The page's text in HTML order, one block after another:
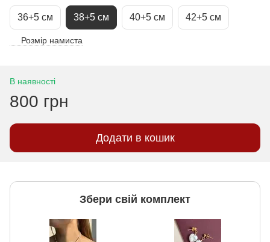
36+5 см 38+5 см 40+5 см 42+5 см
Розмір намиста
В наявності
800 грн
Додати в кошик
Збери свій комплект